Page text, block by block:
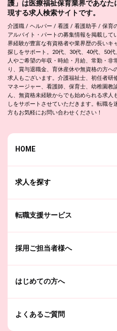
護」は医療福祉保育業界であな
現する求人検索サイトです。
介護職 / ヘルパー / 看護 / 看護助手 / 保育
アルバイト・パートの募集情報を掲載して
界経験が豊富な有資格者や業界歴の長いキ
探しをサポート。20代、30代、40代、50
人やご希望の年収・時給・月給、常勤・
り、賞与退職金、育休産休や無資格の方
求人もございます。介護福祉士、初任者研
マネージャー、看護師、保育士、幼稚園教
ん、無資格未経験からでも始められる求
しをサポートさせていただきます。転職
方もお気軽にお問い合わせください！
HOME
求人を探す
転職支援サービス
採用ご担当者様へ
はじめての方へ
よくあるご質問